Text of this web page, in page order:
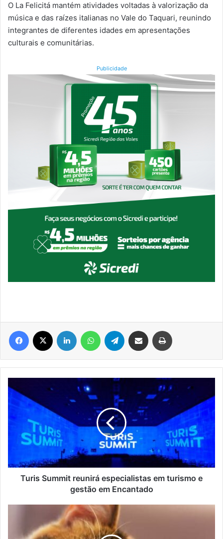
O La Felicitá mantém atividades voltadas à valorização da
música e das raízes italianas no Vale do Taquari, reunindo
integrantes de diferentes idades em apresentações
culturais e comunitárias.
Publicidade
Facebook Linkedin WhatsAppTelegram Compartilhar via e-mail
Summit
reunirá
especialistas
turismo
em
Encantado
Turis Summit reunirá especialistas em turismo e
gestão em Encantado